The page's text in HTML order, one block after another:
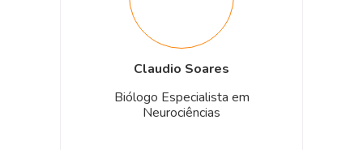
Claudio Soares
Biólogo Especialista em
Neurociências